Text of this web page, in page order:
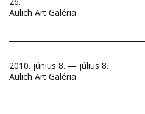
Aulich Art Galéria
2010. június 8. — július 8.
Aulich Art Galéria